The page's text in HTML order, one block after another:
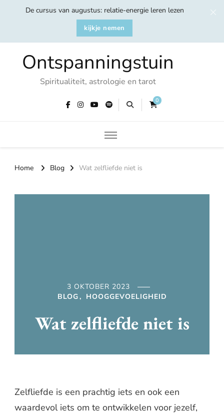
De cursus van augustus: relatie-energie leren lezen
kijkje nemen
Ontspanningstuin
Spiritualiteit, astrologie en tarot
0
Home Blog Wat zelfliefde niet is
3 OKTOBER 2023
BLOG
HOOGGEVOELIGHEID
Wat zelfliefde niet is
Zelfliefde is een prachtig iets en ook een
waardevol iets om te ontwikkelen voor jezelf,